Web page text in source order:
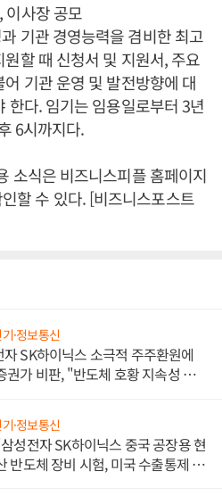
사장 공모
기관 경영능력을 겸비한 최고
할 때 신청서 및 지원서, 주요
기관 운영 및 발전방향에 대
한다. 임기는 임용일로부터 3년
6시까지다.
소식은 비즈니스피플 홈페이지
할 수 있다. [비즈니스포스트
·정보통신
SK하이닉스 소극적 주주환원에
권가 비판, "반도체 호황 지속성 의
·정보통신
성전자 SK하이닉스 중국 공장용 현
반도체 장비 시험, 미국 수출통제 대